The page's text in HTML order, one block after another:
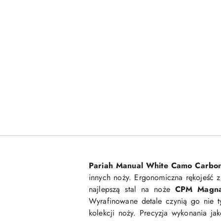
Pariah Manual White Camo
innych noży. Ergonomiczna rękojeść
najlepszą stal na noże CPM
Wyrafinowane detale czynią go nie
kolekcji noży. Precyzja wykonania